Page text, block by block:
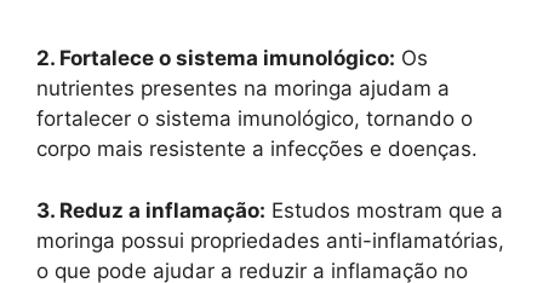
2. Fortalece o sistema imunológico: Os
nutrientes presentes na moringa ajudam a
fortalecer o sistema imunológico, tornando o
corpo mais resistente a infecções e doenças.
3. Reduz a inflamação: Estudos mostram que a
moringa possui propriedades anti-inflamatórias,
o que pode ajudar a reduzir a inflamação no